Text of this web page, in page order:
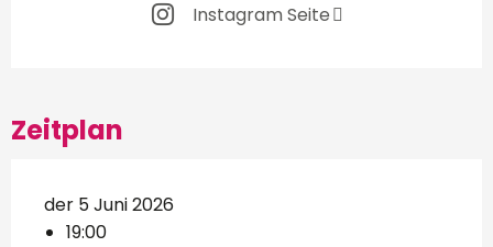
Instagram Seite
Zeitplan
der 5 Juni 2026
19:00